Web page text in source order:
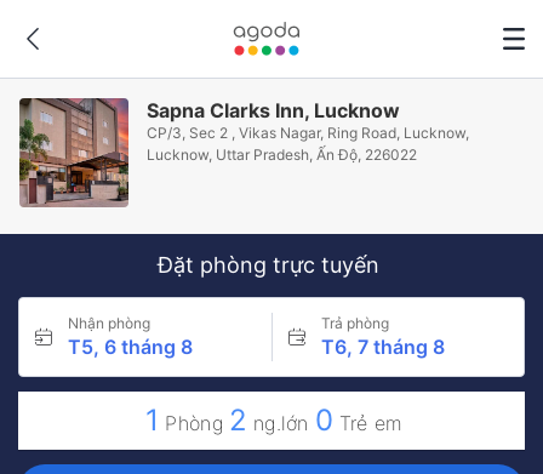
Sapna Clarks Inn, Lucknow
CP/3, Sec 2 , Vikas Nagar, Ring Road, Lucknow,
Lucknow, Uttar Pradesh, Ấn Độ, 226022
Đặt phòng trực tuyến
Nhận phòng
T5, 6 tháng 8
Trả phòng
T6, 7 tháng 8
1 Phòng 2 ng.lớn 0 Trẻ em